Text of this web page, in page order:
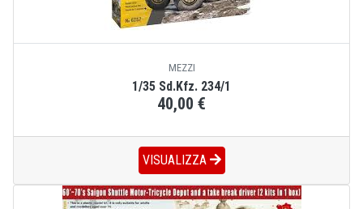
MEZZI
1/35 Sd.Kfz. 234/1
40,00 €
VISUALIZZA